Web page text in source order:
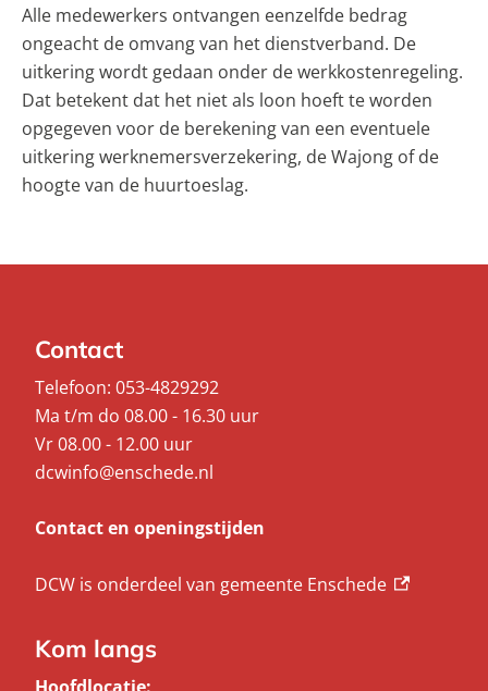
Alle medewerkers ontvangen eenzelfde bedrag
ongeacht de omvang van het dienstverband. De
uitkering wordt gedaan onder de werkkostenregeling.
Dat betekent dat het niet als loon hoeft te worden
opgegeven voor de berekening van een eventuele
uitkering werknemersverzekering, de Wajong of de
hoogte van de huurtoeslag.
Contact
Telefoon: 053-4829292
Ma t/m do 08.00 - 16.30 uur
Vr 08.00 - 12.00 uur
dcwinfo@enschede.nl
Contact en openingstijden
DCW is onderdeel van gemeente Enschede(externe
Kom langs
Hoofdlocatie: